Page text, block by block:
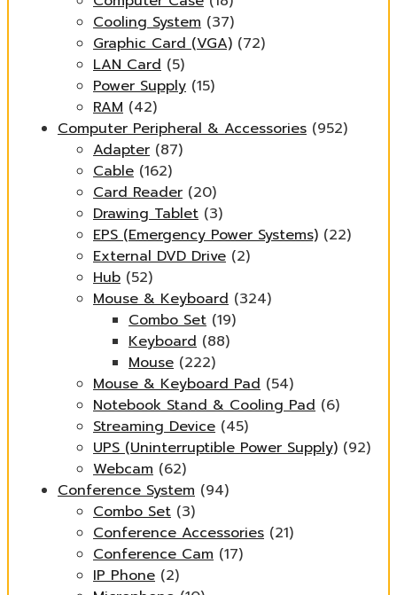
Cooling System (37)
Graphic Card (VGA) (72)
LAN Card (5)
Power Supply (15)
RAM (42)
Computer Peripheral & Accessories (952)
Adapter (87)
Cable (162)
Card Reader (20)
Drawing Tablet (3)
EPS (Emergency Power Systems) (22)
External DVD Drive (2)
Hub (52)
Mouse & Keyboard (324)
Combo Set (19)
Keyboard (88)
Mouse (222)
Mouse & Keyboard Pad (54)
Notebook Stand & Cooling Pad (6)
Streaming Device (45)
UPS (Uninterruptible Power Supply) (92)
Webcam (62)
Conference System (94)
Combo Set (3)
Conference Accessories (21)
Conference Cam (17)
IP Phone (2)